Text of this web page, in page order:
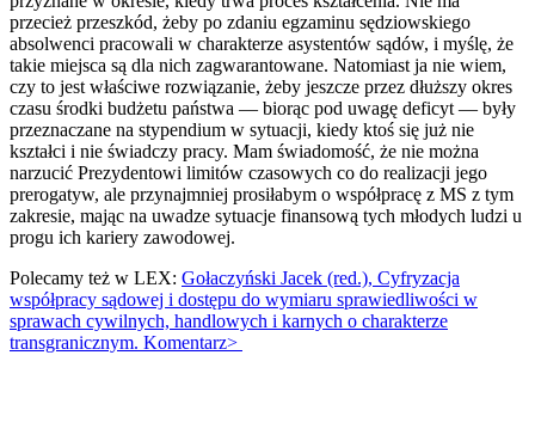
przecież przeszkód, żeby po zdaniu egzaminu sędziowskiego
absolwenci pracowali w charakterze asystentów sądów, i myślę, że
takie miejsca są dla nich zagwarantowane. Natomiast ja nie wiem,
czy to jest właściwe rozwiązanie, żeby jeszcze przez dłuższy okres
czasu środki budżetu państwa — biorąc pod uwagę deficyt — były
przeznaczane na stypendium w sytuacji, kiedy ktoś się już nie
kształci i nie świadczy pracy. Mam świadomość, że nie można
narzucić Prezydentowi limitów czasowych co do realizacji jego
prerogatyw, ale przynajmniej prosiłabym o współpracę z MS z tym
zakresie, mając na uwadze sytuacje finansową tych młodych ludzi u
progu ich kariery zawodowej.
Polecamy też w LEX: Gołaczyński Jacek (red.), Cyfryzacja
współpracy sądowej i dostępu do wymiaru sprawiedliwości w
sprawach cywilnych, handlowych i karnych o charakterze
transgranicznym. Komentarz>